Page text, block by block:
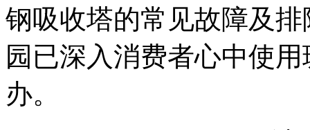
钢吸收塔的常见故障及
园已深入消费者心中使
办。